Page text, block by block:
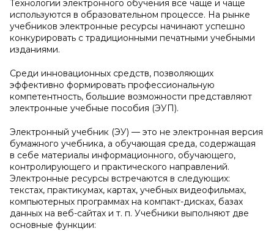
Технологии электронного обучения все чаще и чаще
используются в образовательном процессе. На рынке
учебников электронные ресурсы начинают успешно
конкурировать с традиционными печатными учебными
изданиями.
Среди инновационных средств, позволяющих
эффективно формировать профессиональную
компетентность, большие возможности представляют
электронные учебные пособия (ЭУП).
Электронный учебник (ЭУ) — это не электронная версия
бумажного учебника, а обучающая среда, содержащая
в себе материалы информационного, обучающего,
контролирующего и практического направлений.
Электронные ресурсы встречаются в следующих:
текстах, практикумах, картах, учебных видеофильмах,
компьютерных программах на компакт-дисках, базах
данных на веб-сайтах и т. п. Учебники выполняют две
основные функции: